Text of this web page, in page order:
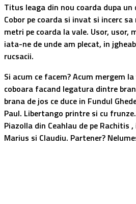
Titus leaga din nou coarda dupa un
Cobor pe coarda si invat si incerc
metri pe coarda la vale. Usor, usor,
iata-ne de unde am plecat, in
rucsacii.
Si acum ce facem? Acum mergem
coboara facand legatura dintre
brana de jos ce duce in Fundul
Paul. Libertango printre si cu frunze
Piazolla din Ceahlau de pe Rachitis
Marius si Claudiu. Partener?